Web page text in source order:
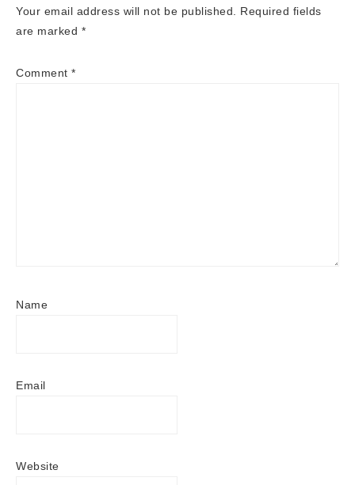
Your email address will not be published. Required fields
are marked *
Comment *
Name
Email
Website